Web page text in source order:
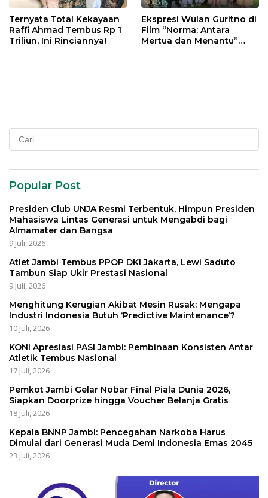
Ternyata Total Kekayaan
Raffi Ahmad Tembus Rp 1
Triliun, Ini Rinciannya!
Ekspresi Wulan Guritno di
Film “Norma: Antara
Mertua dan Menantu”
Popular Post
Presiden Club UNJA Resmi Terbentuk, Himpun Presiden
Mahasiswa Lintas Generasi untuk Mengabdi bagi
Almamater dan Bangsa
9 Juli, 2026
Atlet Jambi Tembus PPOP DKI Jakarta, Lewi Saduto
Tambun Siap Ukir Prestasi Nasional
9 Juli, 2026
Menghitung Kerugian Akibat Mesin Rusak: Mengapa
Industri Indonesia Butuh ‘Predictive Maintenance’?
10 Juli, 2026
KONI Apresiasi PASI Jambi: Pembinaan Konsisten Antar
Atletik Tembus Nasional
17 Juli, 2026
Pemkot Jambi Gelar Nobar Final Piala Dunia 2026,
Siapkan Doorprize hingga Voucher Belanja Gratis
18 Juli, 2026
Kepala BNNP Jambi: Pencegahan Narkoba Harus
Dimulai dari Generasi Muda Demi Indonesia Emas 2045
23 Juli, 2026